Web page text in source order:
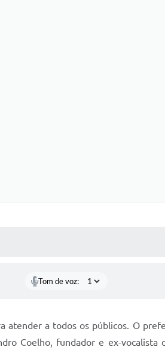
Tom de voz:
atender a todos os públicos. O
Coelho, fundador e ex-vocalista